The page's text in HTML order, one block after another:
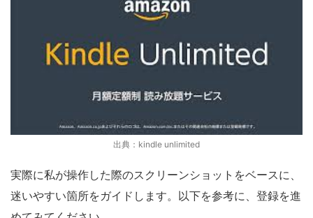
出典：kindle unlimited
実際に私が操作した際のスクリーンショットをベースに、
迷いやすい箇所をガイドします。以下を参考に、登録を進